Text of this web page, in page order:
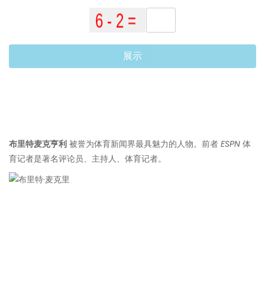
展示
布里特麦克亨利 被誉为体育新闻界最具魅力的人物。前者 ESPN 体
育记者是著名评论员、主持人、体育记者。